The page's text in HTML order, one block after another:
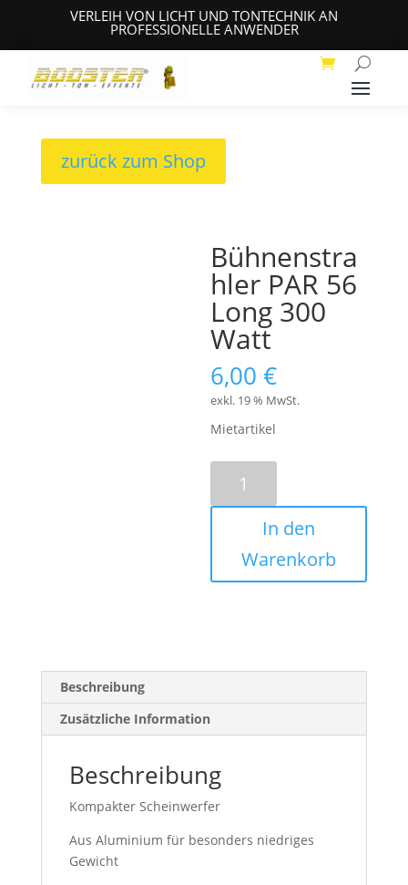
VERLEIH VON LICHT UND TONTECHNIK AN
PROFESSIONELLE ANWENDER
zurück zum Shop
Bühnenstra
hler PAR 56
Long 300
Watt
6,00€
exkl. 19 % MwSt.
Mietartikel
56
Watt
In den
Warenkorb
Beschreibung
Zusätzliche Information
Beschreibung
Kompakter Scheinwerfer
Aus Aluminium für besonders niedriges
Gewicht